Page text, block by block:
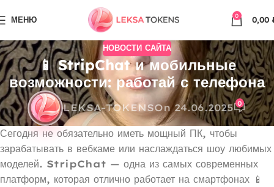
МЕНЮ 0 0,00
НОВОСТИ САЙТА
📱 StripChat и мобильные
возможности: работай с телефона
LEKSA-TOKENSOn 24.06.2025 0
Сегодня не обязательно иметь мощный ПК, чтобы
зарабатывать в вебкаме или наслаждаться шоу любимых
моделей. StripChat — одна из самых современных
платформ, которая отлично работает на смартфонах 📱